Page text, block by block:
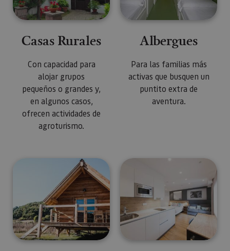
Casas Rurales
Con capacidad para
alojar grupos
pequeños o grandes y,
en algunos casos,
ofrecen actividades de
agroturismo.
Albergues
Para las familias más
activas que busquen un
puntito extra de
aventura.